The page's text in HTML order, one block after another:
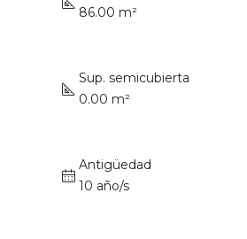
86.00 m²
Sup. semicubierta
0.00 m²
Antigüedad
10 año/s